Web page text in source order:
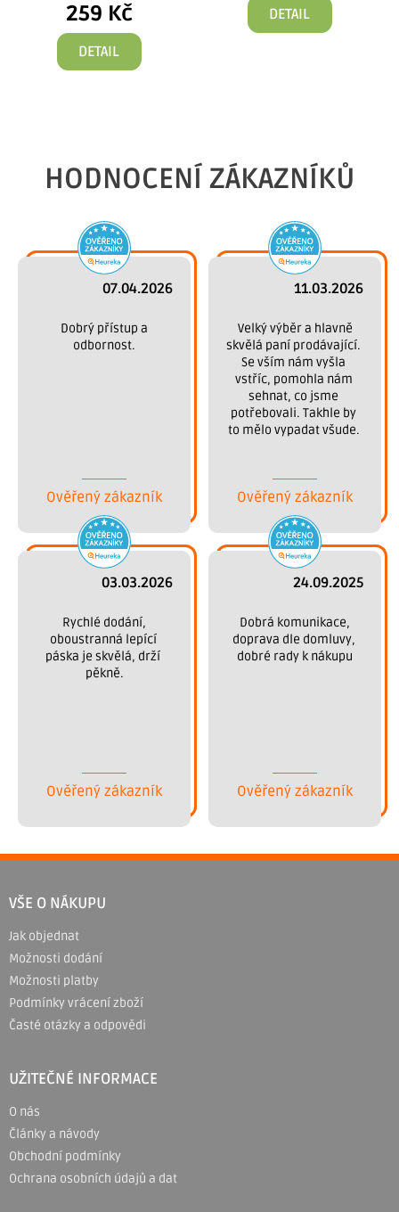
259 Kč
DETAIL
DETAIL
HODNOCENÍ ZÁKAZNÍKŮ
07.04.2026
odbornost.
Ověřený zákazník
11.03.2026
skvělá paní prodávající.
Se vším nám vyšla
vstříc, pomohla nám
sehnat, co jsme
potřebovali. Takhle by
to mělo vypadat všude.
Ověřený zákazník
03.03.2026
oboustranná lepící
páska je skvělá, drží
pěkně.
Ověřený zákazník
24.09.2025
doprava dle domluvy,
dobré rady k nákupu
Ověřený zákazník
á
a
VŠE O NÁKUPU
Jak objednat
Možnosti dodání
Možnosti platby
Podmínky vrácení zboží
Časté otázky a odpovědi
UŽITEČNÉ INFORMACE
O nás
Články a návody
Obchodní podmínky
Ochrana osobních údajů a dat